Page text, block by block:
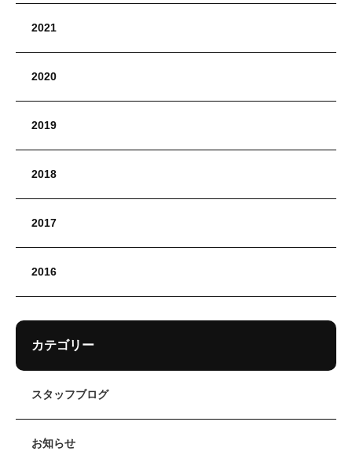
2021
2020
2019
2018
2017
2016
カテゴリー
スタッフブログ
お知らせ